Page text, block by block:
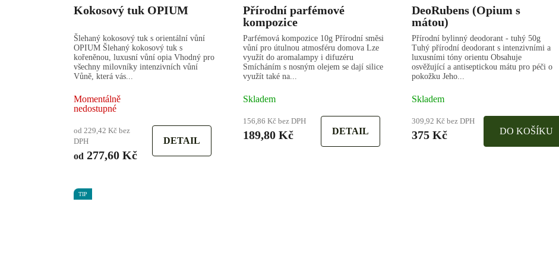
Kokosový tuk OPIUM
Šlehaný kokosový tuk s orientální vůní
OPIUM Šlehaný kokosový tuk s
kořeněnou, luxusní vůní opia Vhodný pro
všechny milovníky intenzivních vůní
Vůně, která vás...
Momentálně
nedostupné
od 229,42 Kč bez
DPH
od 277,60 Kč
DETAIL
Přírodní parfémové
kompozice
Parfémová kompozice 10g Přírodní směsi
vůní pro útulnou atmosféru domova Lze
využít do aromalampy i difuzéru
Smícháním s nosným olejem se dají silice
využít také na...
Skladem
156,86 Kč bez DPH
189,80 Kč DETAIL
DeoRubens (Opium s
mátou)
Přírodní bylinný deodorant - tuhý 50g
Tuhý přírodní deodorant s intenzivními a
luxusními tóny orientu Obsahuje
osvěžující a antiseptickou mátu pro péči o
pokožku Jeho...
Skladem
309,92 Kč bez DPH
375 Kč DO KOŠÍKU
TIP